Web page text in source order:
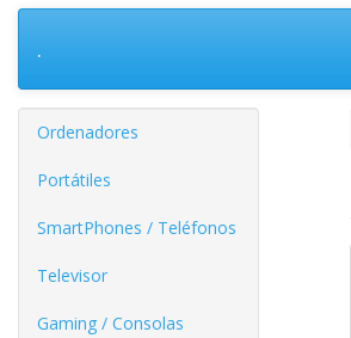
.
Ordenadores
Portátiles
SmartPhones / Teléfonos
Televisor
Gaming / Consolas